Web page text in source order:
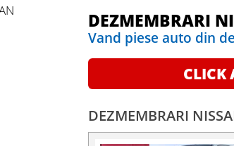
DEZMEMBRARI
Vand piese auto din
CLICK
DEZMEMBRARI